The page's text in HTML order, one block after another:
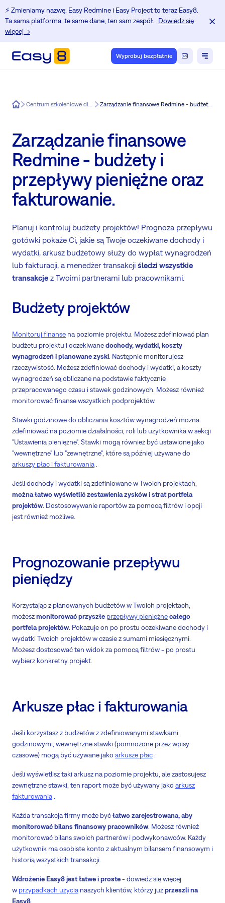
⚡️ Zmieniamy nazwę: Easy Redmine i Easy Project to teraz Easy8.
Ta sama platforma, te same dane, ten sam zespół.
Dowiedz się
więcej →
Wypróbuj bezpłatnie
Easy8 Centrum szkoleniowe dla użytkowników Redmine. Zarządzanie finansowe Redmine - budżety i przepływy pieniężne oraz fakturowanie.
Zarządzanie finansowe
Redmine - budżety i
przepływy pieniężne oraz
fakturowanie.
Planuj i kontroluj budżety projektów! Prognoza przepływu
gotówki pokaże Ci, jakie są Twoje oczekiwane dochody i
wydatki, arkusz budżetowy służy do wypłat wynagrodzeń
lub fakturacji, a menedżer transakcji śledzi wszystkie
transakcje z Twoimi partnerami lub pracownikami.
Budżety projektów
Monitoruj finanse na poziomie projektu. Możesz zdefiniować plan
budżetu projektu i oczekiwanedochody, wydatki, koszty
wynagrodzeń i planowane zyski . Następnie monitorujesz
rzeczywistość. Możesz zdefiniować dochody i wydatki, a koszty
wynagrodzeń są obliczane na podstawie faktycznie
przepracowanego czasu i stawek godzinowych. Możesz również
monitorować finanse wszystkich podprojektów.
Stawki godzinowe do obliczania kosztów wynagrodzeń można
zdefiniować na poziomie działalności, roli lub użytkownika w sekcji
"Ustawienia pieniężne". Stawki mogą również być ustawione jako
"wewnętrzne" lub "zewnętrzne", które są później używane do
arkuszy płac i fakturowania
Jeśli dochody i wydatki są zdefiniowane w Twoich projektach,
można łatwo wyświetlić zestawienia zysków i strat portfela
projektów. Dostosowywanie raportów za pomocą filtrów i opcji
jest również możliwe.
Prognozowanie przepływu
pieniędzy
Korzystając z planowanych budżetów w Twoich projektach,
możeszmonitorować przyszłe przepływy pieniężnecałego
portfela projektów. Pokazuje on po prostu oczekiwane dochody i
wydatki Twoich projektów w czasie z sumami miesięcznymi.
Możesz dostosować ten widok za pomocą filtrów - po prostu
wybierz konkretny projekt.
Arkusze płac i fakturowania
Jeśli korzystasz z budżetów z zdefiniowanymi stawkami
godzinowymi, wewnętrzne stawki (pomnożone przez wpisy
czasowe) mogą być używane jako arkusze płac
Jeśli wyświetlisz taki arkusz na poziomie projektu, ale zastosujesz
zewnętrzne stawki, ten raport może być używany jako arkusz
fakturowania
Każda transakcja firmy może byćłatwo zarejestrowana, aby
monitorować bilans finansowy pracowników. Możesz również
monitorować bilans swoich partnerów i podwykonawców. Każdy
użytkownik ma osobiste konto z aktualnym bilansem finansowym i
historią wszystkich transakcji.
Wdrożenie Easy8 jest łatwe i proste- dowiedz się więcej
w przypadkach użycia naszych klientów, którzy jużprzeszli na
Easy8